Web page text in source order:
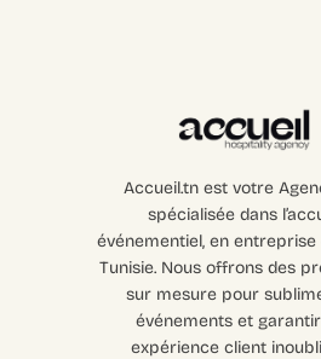
Accueil.tn est votre
spécialisée dans
événementiel, en entreprise
Tunisie. Nous offrons des
sur mesure pour
événements et
expérience client